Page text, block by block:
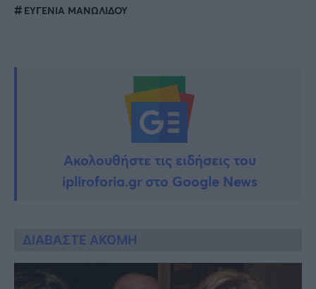
ΕΥΓΕΝΙΑ ΜΑΝΩΛΙΔΟΥ
Ακολουθήστε τις ειδήσεις του
ipliroforia.gr στο Google News
ΔΙΑΒΑΣΤΕ ΑΚΟΜΗ